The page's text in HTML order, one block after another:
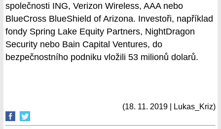
společnosti ING, Verizon Wireless, AAA nebo
BlueCross BlueShield of Arizona. Investoři, například
fondy Spring Lake Equity Partners, NightDragon
Security nebo Bain Capital Ventures, do
bezpečnostního podniku vložili 53 milionů dolarů.
(18. 11. 2019 | Lukas_Kriz)